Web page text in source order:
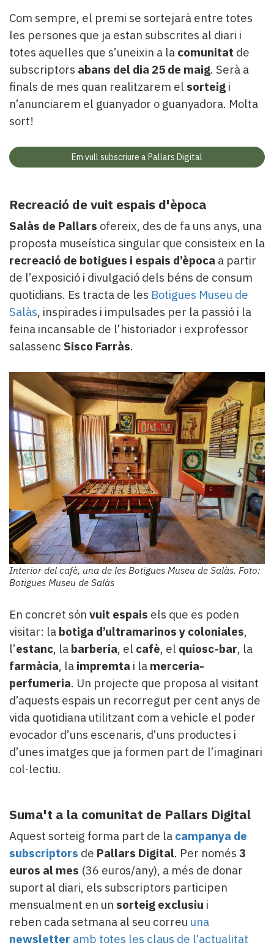
Com sempre, el premi se sortejarà entre totes
les persones que ja estan subscrites al diari i
totes aquelles que s’uneixin a la comunitat de
subscriptors abans del dia 25 de maig. Serà a
finals de mes quan realitzarem el sorteig i
n’anunciarem el guanyador o guanyadora. Molta
sort!
Em vull subscriure a Pallars Digital
Recreació de vuit espais d'època
Salàs de Pallars ofereix, des de fa uns anys, una
proposta museística singular que consisteix en la
recreació de botigues i espais d’època a partir
de l’exposició i divulgació dels béns de consum
quotidians. Es tracta de les Botigues Museu de
Salàs, inspirades i impulsades per la passió i la
feina incansable de l’historiador i exprofessor
salassenc Sisco Farràs.
Interior del cafè, una de les Botigues Museu de Salàs. Foto:
Botigues Museu de Salàs
En concret són vuit espais els que es poden
visitar: la botiga d’ultramarinos y coloniales,
l’estanc, la barberia, el cafè, el quiosc-bar, la
farmàcia, la impremta i la merceria-
perfumeria. Un projecte que proposa al visitant
d’aquests espais un recorregut per cent anys de
vida quotidiana utilitzant com a vehicle el poder
evocador d’uns escenaris, d’uns productes i
d’unes imatges que ja formen part de l’imaginari
col·lectiu.
Suma't a la comunitat de Pallars Digital
Aquest sorteig forma part de la campanya de
subscriptors de Pallars Digital. Per només 3
euros al mes (36 euros/any), a més de donar
suport al diari, els subscriptors participen
mensualment en un sorteig exclusiu i
reben cada setmana al seu correu una
newsletter amb totes les claus de l’actualitat